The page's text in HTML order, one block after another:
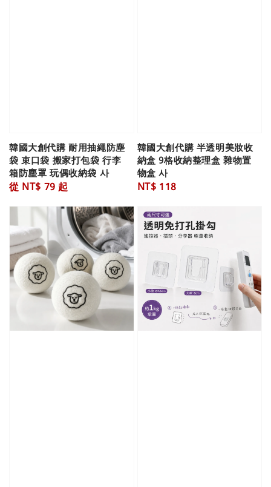
韓國大創代購 耐用抽繩防塵
袋 束口袋 搬家打包袋 行李
箱防塵罩 玩偶收納袋 사
Regular
從 NT$ 79 起
韓國大創代購 半透明美妝收
納盒 9格收納整理盒 雜物置
物盒 사
Regular
NT$ 118